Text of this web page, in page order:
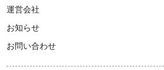
運営会社
お知らせ
お問い合わせ